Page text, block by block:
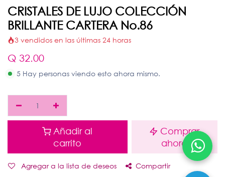
CRISTALES DE LUJO COLECCIÓN
BRILLANTE CARTERA No.86
3 vendidos en las últimas 24 horas
Q 32.00
5 Hay personas viendo esto ahora mismo.
Añadir al
carrito
Comprar
ahora
Agregar a la lista de deseos Compartir